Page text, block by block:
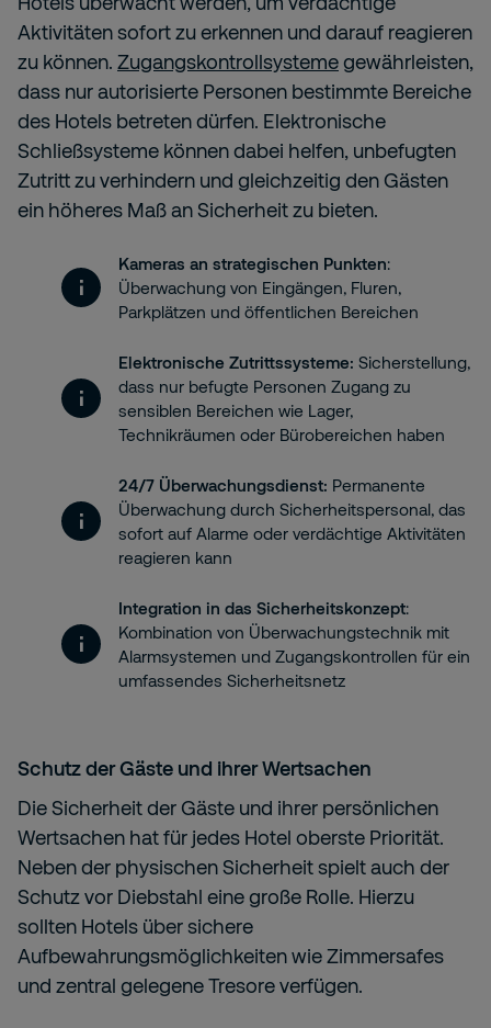
Aktivitäten sofort zu erkennen und darauf reagieren
zu können. Zugangskontrollsysteme gewährleisten,
dass nur autorisierte Personen bestimmte Bereiche
des Hotels betreten dürfen. Elektronische
Schließsysteme können dabei helfen, unbefugten
Zutritt zu verhindern und gleichzeitig den Gästen
ein höheres Maß an Sicherheit zu bieten.
Kameras an strategischen Punkten:
Überwachung von Eingängen, Fluren,
Parkplätzen und öffentlichen Bereichen
Elektronische Zutrittssysteme: Sicherstellung,
dass nur befugte Personen Zugang zu
sensiblen Bereichen wie Lager,
Technikräumen oder Bürobereichen haben
24/7 Überwachungsdienst: Permanente
Überwachung durch Sicherheitspersonal, das
sofort auf Alarme oder verdächtige Aktivitäten
reagieren kann
Integration in das Sicherheitskonzept:
Kombination von Überwachungstechnik mit
Alarmsystemen und Zugangskontrollen für ein
umfassendes Sicherheitsnetz
Schutz der Gäste und ihrer Wertsachen
Die Sicherheit der Gäste und ihrer persönlichen
Wertsachen hat für jedes Hotel oberste Priorität.
Neben der physischen Sicherheit spielt auch der
Schutz vor Diebstahl eine große Rolle. Hierzu
sollten Hotels über sichere
Aufbewahrungsmöglichkeiten wie Zimmersafes
und zentral gelegene Tresore verfügen.